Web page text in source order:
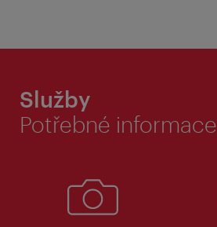
Služby
Potřebné informace